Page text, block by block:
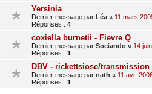
Yersinia
Dernier message par Léa « 11 mars
Réponses : 4
coxiella burnetii - Fievre Q
Dernier message par Sociando « 14
Réponses : 1
DBV - rickettsiose/transmission
Dernier message par nath « 11 avr.
Réponses : 1